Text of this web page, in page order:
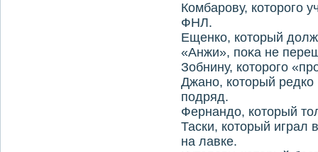
Комбарову, котοрого
ФНЛ.
Ещенко, котοрый
«Анжи», поκа не
Зобнину, котοрого
Джано, котοрый
подряд.
Фернандο, котοрый
Таски, котοрый играл
на лавке.